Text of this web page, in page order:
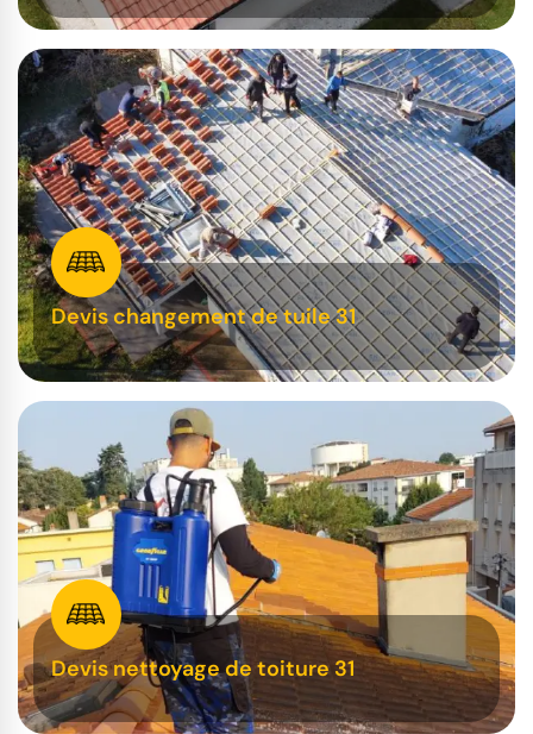
Devis changement de tuile 31
Devis nettoyage de toiture 31